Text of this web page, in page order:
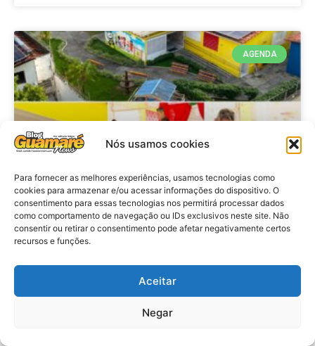
Nós usamos cookies
Para fornecer as melhores experiências, usamos tecnologias como
cookies para armazenar e/ou acessar informações do dispositivo. O
consentimento para essas tecnologias nos permitirá processar dados
como comportamento de navegação ou IDs exclusivos neste site. Não
consentir ou retirar o consentimento pode afetar negativamente certos
recursos e funções.
Aceitar
Negar
AGENDA
Agenda: 10ª Mostra Pedagógica
da Casa Durval Paiva acontecerá
nesta quarta-feira (29)